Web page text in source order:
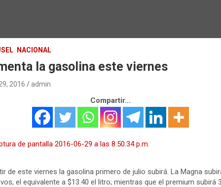
NACIONAL
la gasolina este viernes
2016 admin
Compartir...
de este viernes la gasolina primero de julio subirá. La Magna
el equivalente a $13.40 el litro; mientras que el premium subirá